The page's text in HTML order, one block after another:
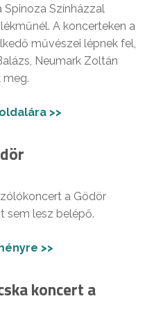
Színházzal
A koncerteken a
művészei lépnek fel,
Neumark Zoltán
>>
a Gödör
sem lesz belépő.
>>
koncert a